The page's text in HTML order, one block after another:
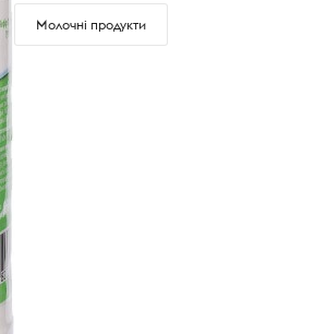
Молочні продукти